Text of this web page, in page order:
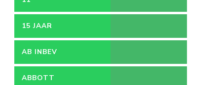
15 JAAR
AB INBEV
ABBOTT